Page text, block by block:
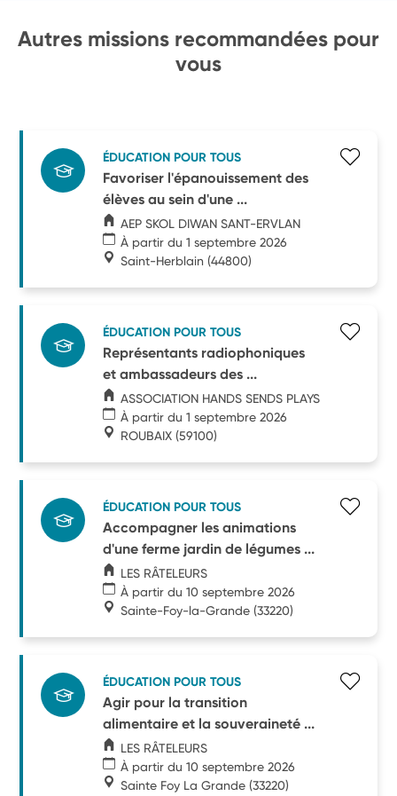
Autres missions recommandées pour
vous
ÉDUCATION POUR TOUS
Favoriser l'épanouissement des
élèves au sein d'une ...
AEP SKOL DIWAN SANT-ERVLAN
À partir du 1 septembre 2026
Saint-Herblain (44800)
ÉDUCATION POUR TOUS
Représentants radiophoniques
et ambassadeurs des ...
ASSOCIATION HANDS SENDS PLAYS
À partir du 1 septembre 2026
ROUBAIX (59100)
ÉDUCATION POUR TOUS
Accompagner les animations
d'une ferme jardin de légumes ...
LES RÂTELEURS
À partir du 10 septembre 2026
Sainte-Foy-la-Grande (33220)
ÉDUCATION POUR TOUS
Agir pour la transition
alimentaire et la souveraineté ...
LES RÂTELEURS
À partir du 10 septembre 2026
Sainte Foy La Grande (33220)